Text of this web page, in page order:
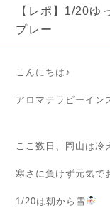
【レポ】1/20ゆ
プレー
こんにちは♪
アロマテラピーイン
ここ数日、岡山は冷
寒さに負けず元気で
1/20は朝から雪